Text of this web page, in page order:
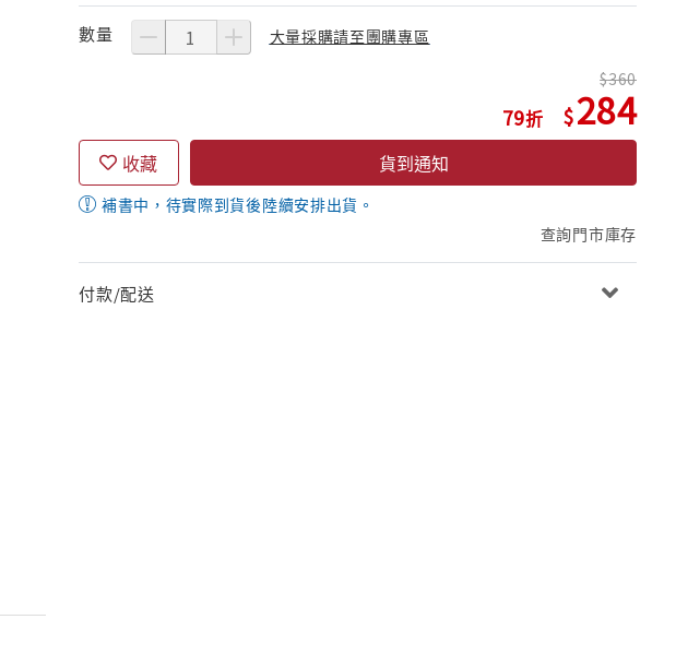
數量 大量採購請至團購專區
79
360
284
收藏 貨到通知
補書中，待實際到貨後陸續安排出貨。
查詢門市庫存
付款/配送